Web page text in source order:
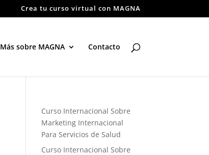
Crea tu curso virtual con MAGNA
Más sobre MAGNA Contacto
Curso Internacional Sobre
Marketing Internacional
Para Servicios de Salud
Curso Internacional Sobre